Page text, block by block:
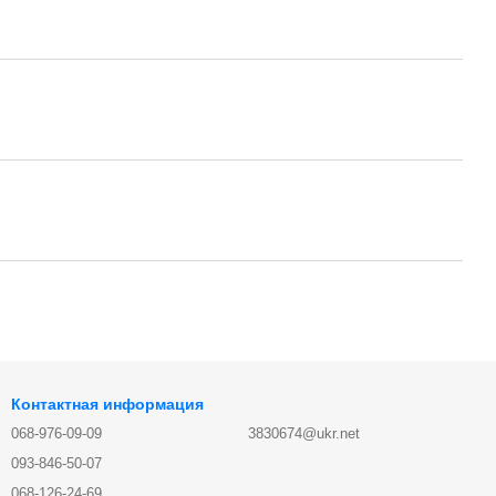
Контактная информация
068-976-09-09
093-846-50-07
3830674@ukr.net